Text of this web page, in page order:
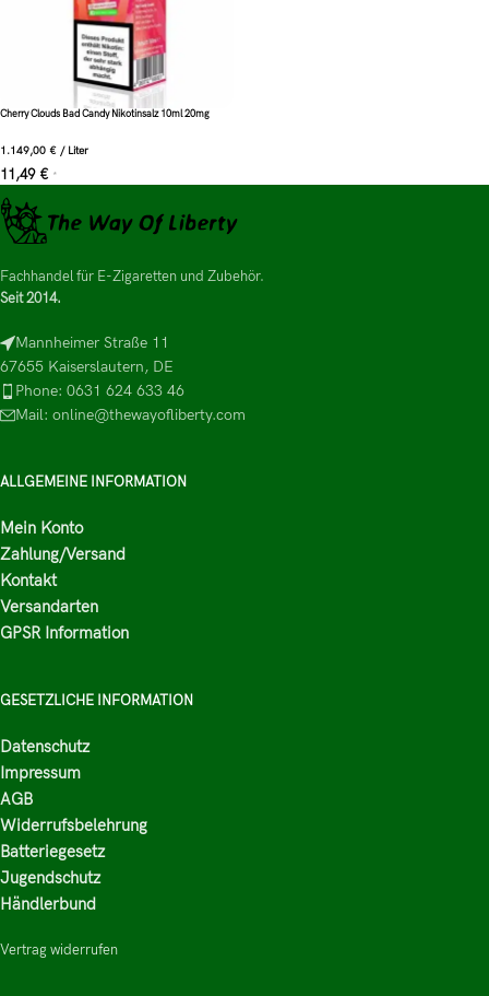
Cherry Clouds Bad Candy Nikotinsalz 10ml 20mg
1.149,00 € / Liter
11,49 € *
Fachhandel für E-Zigaretten und Zubehör.
Seit 2014.
Mannheimer Straße 11
67655 Kaiserslautern, DE
Phone: 0631 624 633 46
Mail: online@thewayofliberty.com
ALLGEMEINE INFORMATION
Mein Konto
Zahlung/Versand
Kontakt
Versandarten
GPSR Information
GESETZLICHE INFORMATION
Datenschutz
Impressum
AGB
Widerrufsbelehrung
Batteriegesetz
Jugendschutz
Händlerbund
Vertrag widerrufen